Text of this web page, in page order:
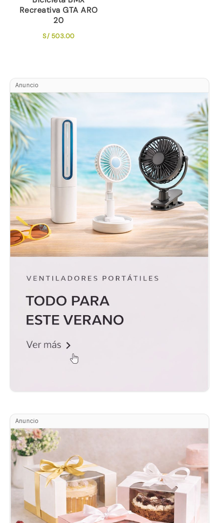
Anuncio
Anuncio
Recreativa GTA ARO
20
S/503.00